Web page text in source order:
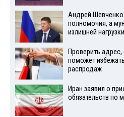
Андрей
полномочия, а
излишней нагрузки
Проверить
поможет
распродаж
Иран заявил о
обязательств по